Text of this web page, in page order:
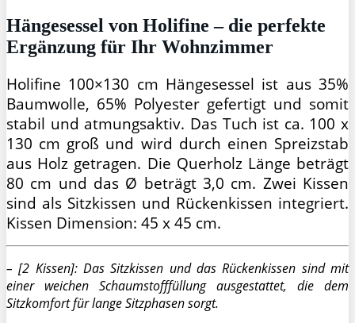
Hängesessel von Holifine – die perfekte
Ergänzung für Ihr Wohnzimmer
Holifine 100×130 cm Hängesessel ist aus 35%
Baumwolle, 65% Polyester gefertigt und somit
stabil und atmungsaktiv. Das Tuch ist ca. 100 x
130 cm groß und wird durch einen Spreizstab
aus Holz getragen. Die Querholz Länge beträgt
80 cm und das Ø beträgt 3,0 cm. Zwei Kissen
sind als Sitzkissen und Rückenkissen integriert.
Kissen Dimension: 45 x 45 cm.
– [2 Kissen]: Das Sitzkissen und das Rückenkissen sind mit
einer weichen Schaumstofffüllung ausgestattet, die dem
Sitzkomfort für lange Sitzphasen sorgt.